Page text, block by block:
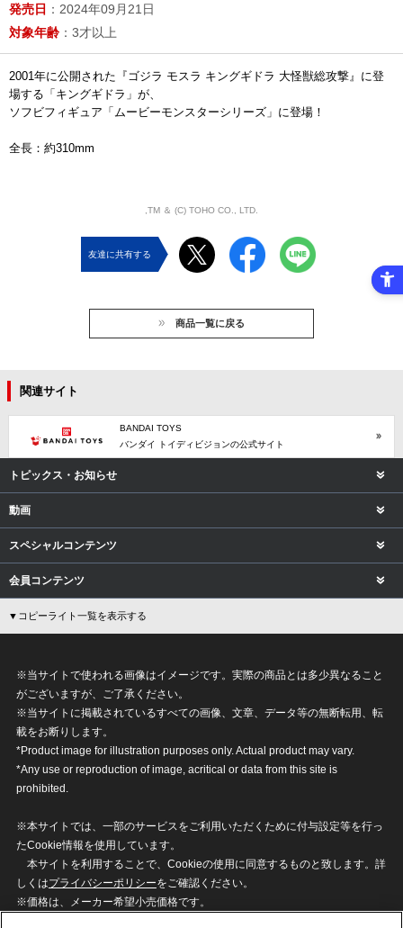
発売日 ：2024年09月21日
対象年齢 ：3才以上
2001年に公開された『ゴジラ モスラ キングギドラ 大怪獣総攻撃』に登
場する「キングギドラ」が、
ソフビフィギュア「ムービーモンスターシリーズ」に登場！
全長：約310mm
,TM ＆ (C) TOHO CO., LTD.
友達に共有する
商品一覧に戻る
関連サイト
BANDAI TOYS
バンダイ トイディビジョンの公式サイト
トピックス・お知らせ
動画
スペシャルコンテンツ
会員コンテンツ
▼コピーライト一覧を表示する
※当サイトで使われる画像はイメージです。実際の商品とは多少異なること
がございますが、ご了承ください。
※当サイトに掲載されているすべての画像、文章、データ等の無断転用、転
載をお断りします。
*Product image for illustration purposes only. Actual product may vary.
*Any use or reproduction of image, acritical or data from this site is
prohibited.
※本サイトでは、一部のサービスをご利用いただくために付与設定等を行っ
たCookie情報を使用しています。
本サイトを利用することで、Cookieの使用に同意するものと致します。詳
しくはプライバシーポリシーをご確認ください。
※価格は、メーカー希望小売価格です。